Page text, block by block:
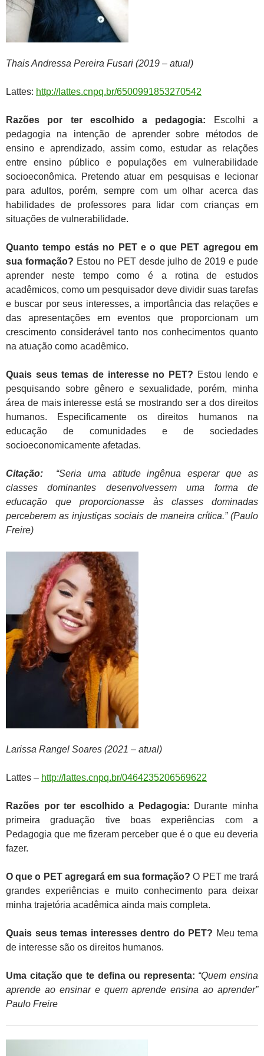
Thais Andressa Pereira Fusari (2019 – atual)
Lattes: http://lattes.cnpq.br/6500991853270542
Razões por ter escolhido a pedagogia: Escolhi a
pedagogia na intenção de aprender sobre métodos de
ensino e aprendizado, assim como, estudar as relações
entre ensino público e populações em vulnerabilidade
socioeconômica. Pretendo atuar em pesquisas e lecionar
para adultos, porém, sempre com um olhar acerca das
habilidades de professores para lidar com crianças em
situações de vulnerabilidade.
Quanto tempo estás no PET e o que PET agregou em
sua formação? Estou no PET desde julho de 2019 e pude
aprender neste tempo como é a rotina de estudos
acadêmicos, como um pesquisador deve dividir suas tarefas
e buscar por seus interesses, a importância das relações e
das apresentações em eventos que proporcionam um
crescimento considerável tanto nos conhecimentos quanto
na atuação como acadêmico.
Quais seus temas de interesse no PET? Estou lendo e
pesquisando sobre gênero e sexualidade, porém, minha
área de mais interesse está se mostrando ser a dos direitos
humanos. Especificamente os direitos humanos na
educação de comunidades e de sociedades
socioeconomicamente afetadas.
Citação:
“Seria uma atitude ingênua esperar que as
classes dominantes desenvolvessem uma forma de
educação que proporcionasse às classes dominadas
perceberem as injustiças sociais de maneira crítica.” (Paulo
Freire)
Larissa Rangel Soares (2021 – atual)
Lattes – http://lattes.cnpq.br/0464235206569622
Razões por ter escolhido a Pedagogia: Durante minha
primeira graduação tive boas experiências com a
Pedagogia que me fizeram perceber que é o que eu deveria
fazer.
O que o PET agregará em sua formação? O PET me trará
grandes experiências e muito conhecimento para deixar
minha trajetória acadêmica ainda mais completa.
Quais seus temas interesses dentro do PET? Meu tema
de interesse são os direitos humanos.
Uma citação que te defina ou representa: “Quem ensina
aprende ao ensinar e quem aprende ensina ao aprender”
Paulo Freire